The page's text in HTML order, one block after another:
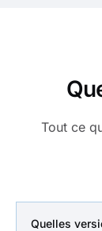
Tout ce
Quelles